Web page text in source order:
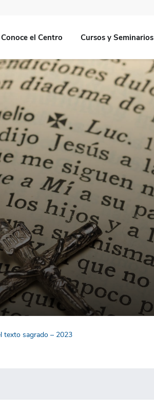
Conoce el Centro Cursos y Seminarios
texto sagrado – 2023